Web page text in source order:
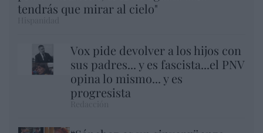
tendrás que mirar al cielo"
Vox pide devolver a los hijos con
sus padres... y es fascista...el PNV
opina lo mismo... y es
progresista